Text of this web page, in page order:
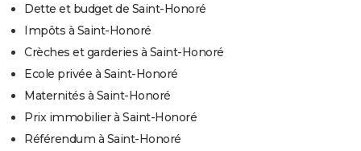
Dette et budget de Saint-Honoré
Impôts à Saint-Honoré
Crèches et garderies à Saint-Honoré
Ecole privée à Saint-Honoré
Maternités à Saint-Honoré
Prix immobilier à Saint-Honoré
Référendum à Saint-Honoré